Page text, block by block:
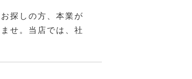
探しの方、本業が
せ。当店では、社